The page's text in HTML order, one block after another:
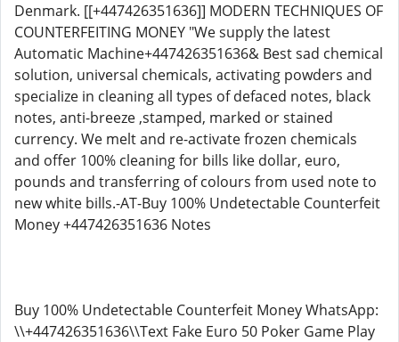
Denmark. [[+447426351636]] MODERN TECHNIQUES OF
COUNTERFEITING MONEY "We supply the latest
Automatic Machine+447426351636& Best sad chemical
solution, universal chemicals, activating powders and
specialize in cleaning all types of defaced notes, black
notes, anti-breeze ,stamped, marked or stained
currency. We melt and re-activate frozen chemicals
and offer 100% cleaning for bills like dollar, euro,
pounds and transferring of colours from used note to
new white bills.-AT-Buy 100% Undetectable Counterfeit
Money +447426351636 Notes
Buy 100% Undetectable Counterfeit Money WhatsApp:
\\+447426351636\\Text Fake Euro 50 Poker Game Play